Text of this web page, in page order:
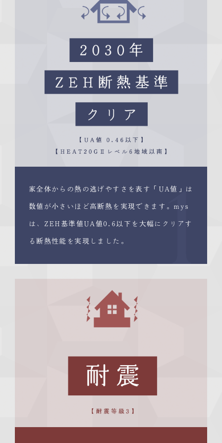
家全体からの熱の逃げやすさを表す「UA値」は
数値が小さいほど高断熱を実現できます。mys
は、ZEH基準値UA値0.6以下を大幅にクリアす
る断熱性能を実現しました。 1